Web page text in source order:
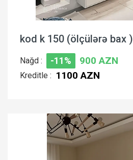
kod k 150 (ölçülərə bax )
Nağd : -11% 900 AZN
Kreditle : 1100 AZN